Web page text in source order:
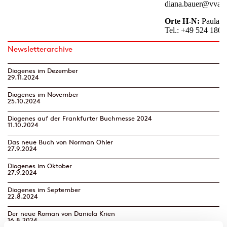
Newsletterarchive
Diogenes im Dezember
29.11.2024
Diogenes im November
25.10.2024
Diogenes auf der Frankfurter Buchmesse 2024
11.10.2024
Das neue Buch von Norman Ohler
27.9.2024
Diogenes im Oktober
27.9.2024
Diogenes im September
22.8.2024
Der neue Roman von Daniela Krien
16.8.2024